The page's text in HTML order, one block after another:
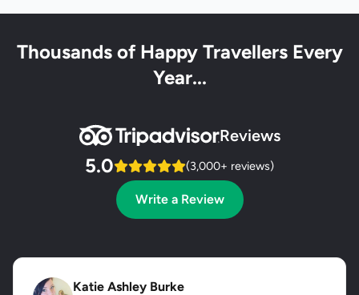
Thousands of Happy Travellers Every
Year...
Reviews
5.0 (3,000+ reviews)
Write a Review
Katie Ashley Burke